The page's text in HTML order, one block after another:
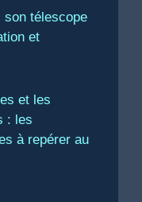
son télescope
et
et les
: les
à repérer au